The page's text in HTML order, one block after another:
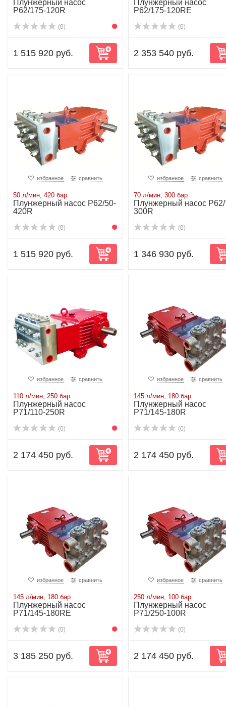
Плунжерный насос
P62/175-120R
(0)
1 515 920 руб.
Плунжерный насос
P62/175-120RE
(0)
2 353 540 руб.
избранное сравнить
50 л/мин, 420 бар
Плунжерный насос P62/50-
420R
(0)
1 515 920 руб.
избранное сравнить
70 л/мин, 300 бар
Плунжерный насос
300R
(0)
1 346 930 руб.
избранное сравнить
110 л/мин, 250 бар
Плунжерный насос
P71/110-250R
(0)
2 174 450 руб.
избранное сравнить
145 л/мин, 180 бар
Плунжерный насос
P71/145-180R
(0)
2 174 450 руб.
избранное сравнить
145 л/мин, 180 бар
Плунжерный насос
P71/145-180RE
(0)
3 185 250 руб.
избранное сравнить
250 л/мин, 100 бар
Плунжерный насос
P71/250-100R
(0)
2 174 450 руб.